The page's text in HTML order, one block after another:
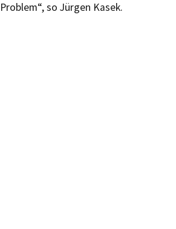
Problem“, so Jürgen Kasek.